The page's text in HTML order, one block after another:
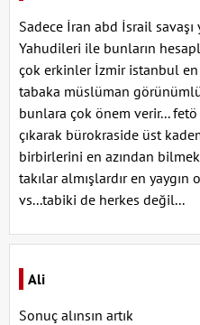
Sadece İran abd İsrail
Yahudileri ile bunların
çok erkinler İzmir istanbul
tabaka müslüman
bunlara çok önem verir...
çıkarak bürokraside üst
birbirlerini en azından
takılar almışlardır en
vs...tabiki de herkes değil...
Ali
Sonuç alınsın artık